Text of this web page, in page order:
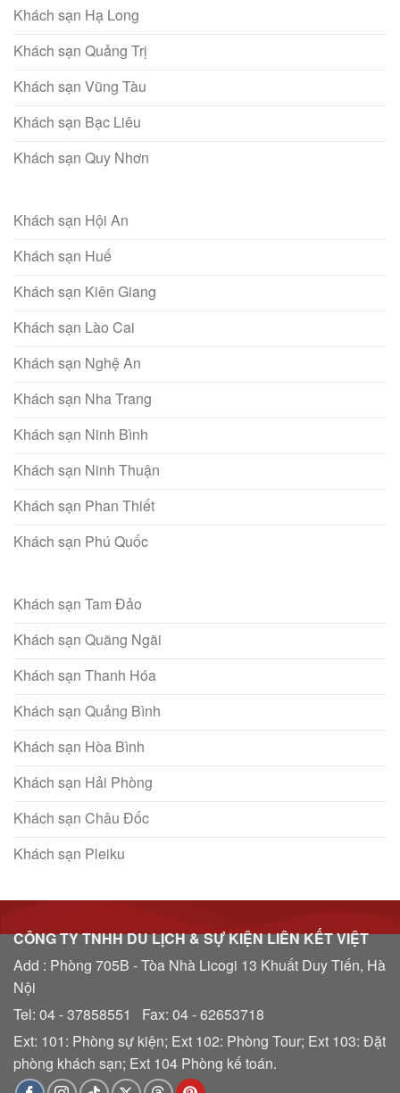
Khách sạn Hạ Long
Khách sạn Quảng Trị
Khách sạn Vũng Tàu
Khách sạn Bạc Liêu
Khách sạn Quy Nhơn
Khách sạn Hội An
Khách sạn Huế
Khách sạn Kiên Giang
Khách sạn Lào Cai
Khách sạn Nghệ An
Khách sạn Nha Trang
Khách sạn Ninh Bình
Khách sạn Ninh Thuận
Khách sạn Phan Thiết
Khách sạn Phú Quốc
Khách sạn Tam Đảo
Khách sạn Quãng Ngãi
Khách sạn Thanh Hóa
Khách sạn Quảng Bình
Khách sạn Hòa Bình
Khách sạn Hải Phòng
Khách sạn Châu Đốc
Khách sạn Pleiku
CÔNG TY TNHH DU LỊCH & SỰ KIỆN LIÊN KẾT VIỆT
Add : Phòng 705B - Tòa Nhà Licogi 13 Khuất Duy Tiến, Hà
Nội
Tel: 04 - 37858551 Fax: 04 - 62653718
Ext: 101: Phòng sự kiện; Ext 102: Phòng Tour; Ext 103: Đặt
phòng khách sạn; Ext 104 Phòng kế toán.